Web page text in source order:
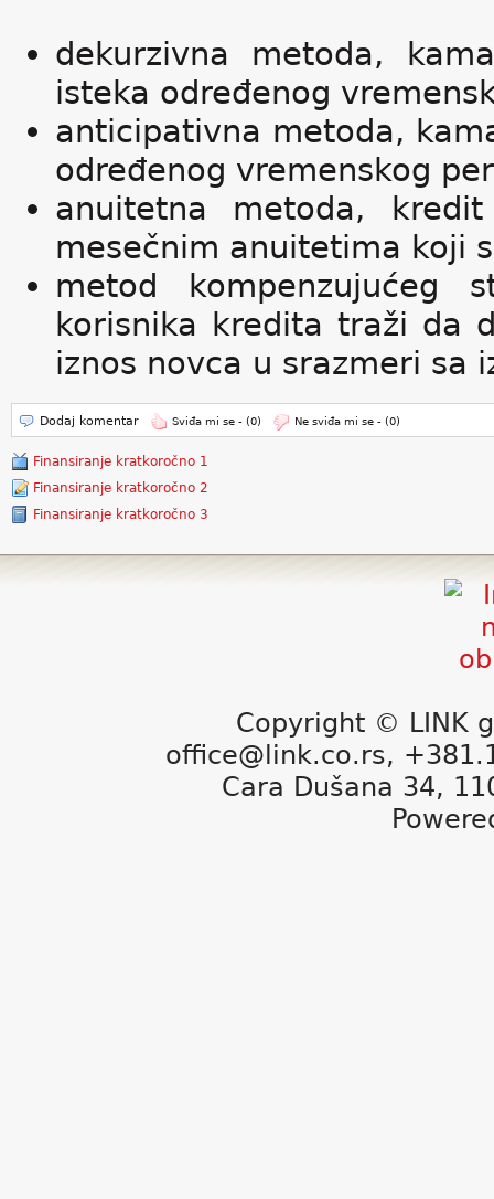
dekurzivna metoda,
isteka određenog
anticipativna metoda,
određenog vremenskog
anuitetna metoda,
mesečnim anuitetima koji
metod
korisnika kredita traži da
iznos novca u srazmeri sa
Dodaj komentar Sviđa mi se - (0) Ne sviđa mi se - (0)
Finansiranje kratkoročno 1
Finansiranje kratkoročno 2
Finansiranje kratkoročno 3
Copyright © LINK
office@link.co.rs,
Cara Dušana 34,